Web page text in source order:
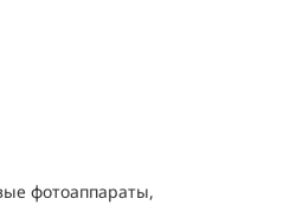
фотоаппараты,